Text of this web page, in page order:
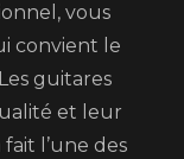
vous
convient le
guitares
et leur
l’une des